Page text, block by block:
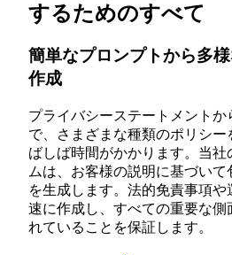
するためのすべて
簡単なプロンプトから多
作成
プライバシーステートメントか
で、さまざまな種類のポリシー
ばしば時間がかかります。当
ムは、お客様の説明に基づい
を生成します。法的免責事項
速に作成し、すべての重要な側
れていることを保証します。